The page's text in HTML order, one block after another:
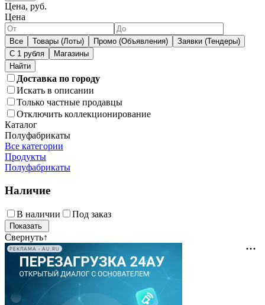
Цена, руб.
Цена
Все Товары (Лоты) Промо (Объявления)
Заявки (Тендеры)
С 1 рубля
Магазины
Доставка по городу
Искать в описании
Только частные продавцы
Отключить коллекционирование
Каталог
Полуфабрикаты
Все категории
Продукты
Полуфабрикаты
Наличие
В наличии Под заказ
Свернуть↑
РЕКЛАМА • AU.RU